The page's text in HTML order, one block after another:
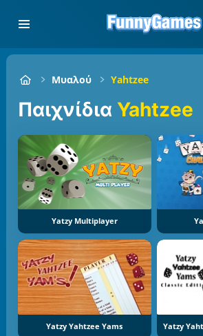
Μυαλού Yahtzee
Παιχνίδια Yahtzee
Yatzy Multiplayer
Yatzy Yahtzee Yams